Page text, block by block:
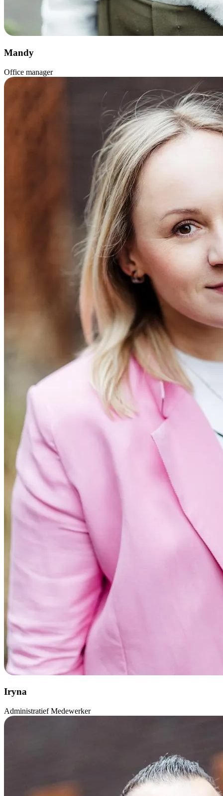
Mandy
Office manager
Iryna
Administratief Medewerker